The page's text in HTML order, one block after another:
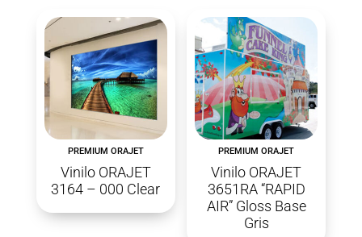
PREMIUM ORAJET
Vinilo ORAJET
3164 – 000 Clear
PREMIUM ORAJET
Vinilo ORAJET
3651RA “RAPID
AIR” Gloss Base
Gris